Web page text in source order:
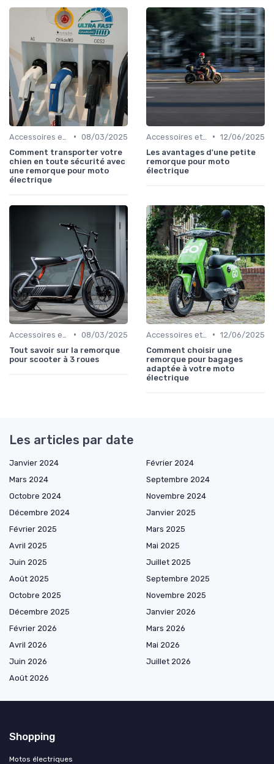
• 08/03/2025
Comment transporter votre
chien en toute sécurité avec
une remorque pour moto
électrique
• 12/06/2025
Les avantages d'une petite
remorque pour moto
électrique
• 08/03/2025
Tout savoir sur la remorque
pour scooter à 3 roues
• 12/06/2025
Comment choisir une
remorque pour bagages
adaptée à votre moto
électrique
Les articles par date
Janvier 2024
Février 2024
Mars 2024
Septembre 2024
Octobre 2024
Novembre 2024
Décembre 2024
Janvier 2025
Février 2025
Mars 2025
Avril 2025
Mai 2025
Juin 2025
Juillet 2025
Août 2025
Septembre 2025
Octobre 2025
Novembre 2025
Décembre 2025
Janvier 2026
Février 2026
Mars 2026
Avril 2026
Mai 2026
Juin 2026
Juillet 2026
Août 2026
Shopping
Motos électriques